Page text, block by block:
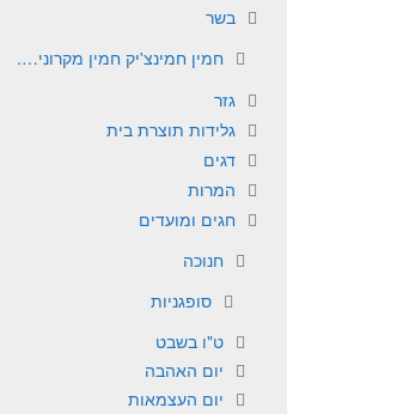
בשר
חמין חמינצ'יק חמין מקרוני….
גזר
גלידות תוצרת בית
דגים
המרות
חגים ומועדים
חנוכה
סופגניות
ט"ו בשבט
יום האהבה
יום העצמאות